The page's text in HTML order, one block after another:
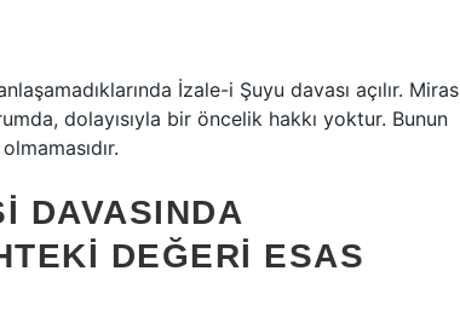
İzale-i Şuyu davası açılır. Miras
dolayısıyla bir öncelik hakkı yoktur. Bunun
DAVASINDA
DEĞERI ESAS